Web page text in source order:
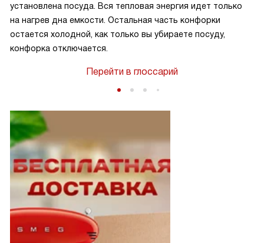
установлена посуда. Вся тепловая энергия идет только
на нагрев дна емкости. Остальная часть конфорки
остается холодной, как только вы убираете посуду,
конфорка отключается.
Перейти в глоссарий